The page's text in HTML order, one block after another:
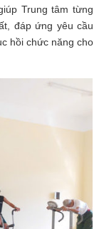
Trung tâm từng
đáp ứng yêu cầu
hồi chức năng cho